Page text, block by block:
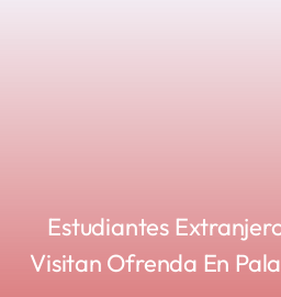
Estudiantes
Visitan Ofrenda En